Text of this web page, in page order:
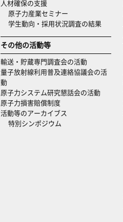
人材確保の支援
原子力産業セミナー
学生動向・採用状況調査の結果
その他の活動等
輸送・貯蔵専門調査会の活動
量子放射線利用普及連絡協議会の活
動
原子力システム研究懇話会の活動
原子力損害賠償制度
活動等のアーカイブス
特別シンポジウム